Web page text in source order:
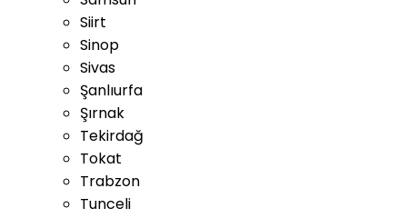
Siirt
Sinop
Sivas
Şanlıurfa
Şırnak
Tekirdağ
Tokat
Trabzon
Tunceli